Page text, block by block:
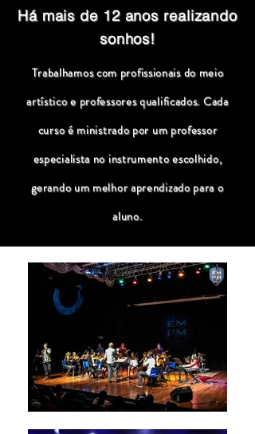
Há mais de 12 anos realizando
sonhos!
Trabalhamos com profissionais do meio
artístico e professores qualificados. Cada
curso é ministrado por um professor
especialista no instrumento escolhido,
gerando um melhor aprendizado para o
aluno.